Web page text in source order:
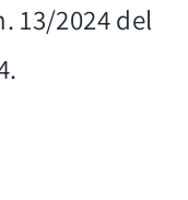
13/2024 del